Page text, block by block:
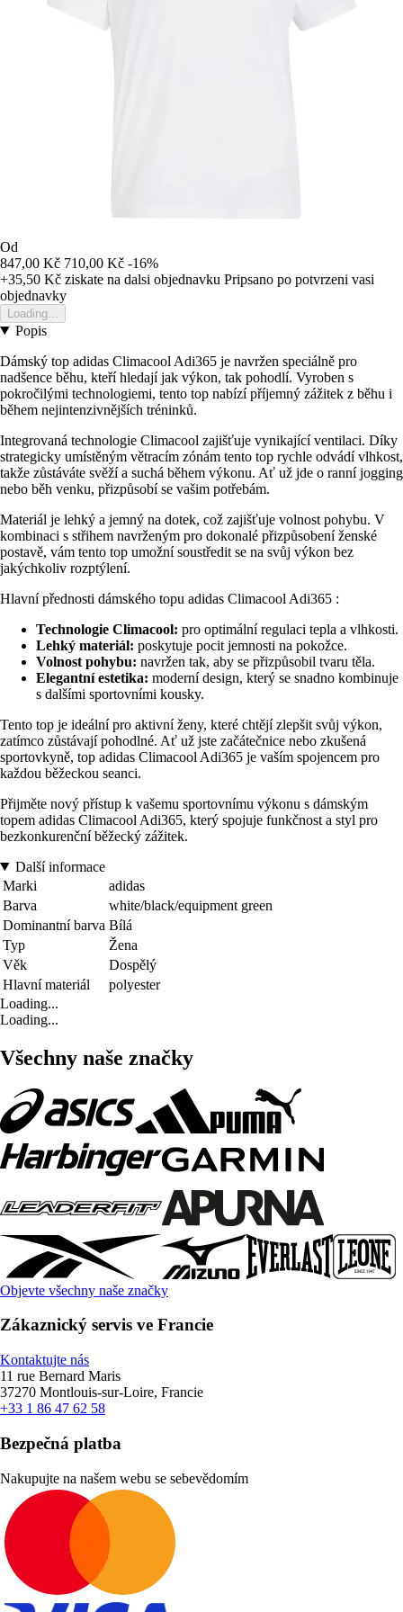
Od
847,00 Kč 710,00 Kč -16%
+35,50 Kč ziskate na dalsi objednavku Pripsano po potvrzeni vasi
objednavky
Loading...
Popis
Dámský top adidas Climacool Adi365 je navržen speciálně pro
nadšence běhu, kteří hledají jak výkon, tak pohodlí. Vyroben s
pokročilými technologiemi, tento top nabízí příjemný zážitek z běhu i
během nejintenzivnějších tréninků.
Integrovaná technologie Climacool zajišťuje vynikající ventilaci. Díky
strategicky umístěným větracím zónám tento top rychle odvádí vlhkost,
takže zůstáváte svěží a suchá během výkonu. Ať už jde o ranní jogging
nebo běh venku, přizpůsobí se vašim potřebám.
Materiál je lehký a jemný na dotek, což zajišťuje volnost pohybu. V
kombinaci s střihem navrženým pro dokonalé přizpůsobení ženské
postavě, vám tento top umožní soustředit se na svůj výkon bez
jakýchkoliv rozptýlení.
Hlavní přednosti dámského topu adidas Climacool Adi365 :
Technologie Climacool: pro optimální regulaci tepla a vlhkosti.
Lehký materiál: poskytuje pocit jemnosti na pokožce.
Volnost pohybu: navržen tak, aby se přizpůsobil tvaru těla.
Elegantní estetika: moderní design, který se snadno kombinuje
s dalšími sportovními kousky.
Tento top je ideální pro aktivní ženy, které chtějí zlepšit svůj výkon,
zatímco zůstávají pohodlné. Ať už jste začátečnice nebo zkušená
sportovkyně, top adidas Climacool Adi365 je vaším spojencem pro
každou běžeckou seanci.
Přijměte nový přístup k vašemu sportovnímu výkonu s dámským
topem adidas Climacool Adi365, který spojuje funkčnost a styl pro
bezkonkurenční běžecký zážitek.
Další informace
Marki
adidas
Barva
white/black/equipment green
Dominantní barva Bílá
Typ
Žena
Věk
Dospělý
Hlavní materiál
polyester
Loading...
Loading...
Všechny naše značky
Objevte všechny naše značky
Zákaznický servis ve Francie
Kontaktujte nás
11 rue Bernard Maris
37270 Montlouis-sur-Loire, Francie
+33 1 86 47 62 58
Bezpečná platba
Nakupujte na našem webu se sebevědomím